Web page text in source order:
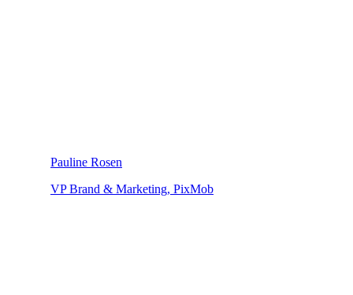
Pauline Rosen
VP Brand & Marketing, PixMob